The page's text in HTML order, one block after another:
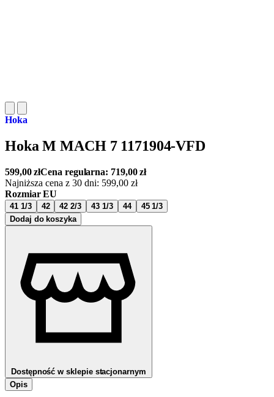
Hoka
Hoka M MACH 7 1171904-VFD
599,00złCena regularna: 719,00zł
Najniższa cena z 30 dni: 599,00 zł
Rozmiar EU
41 1/3 42 42 2/3 43 1/3 44
45 1/3
Dodaj do koszyka
Dostępność w sklepie stacjonarnym
Opis